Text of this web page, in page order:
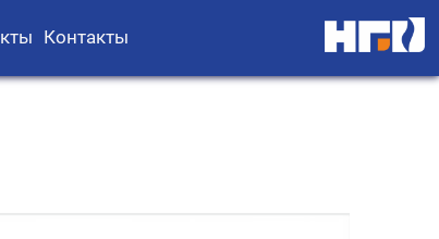
Контакты